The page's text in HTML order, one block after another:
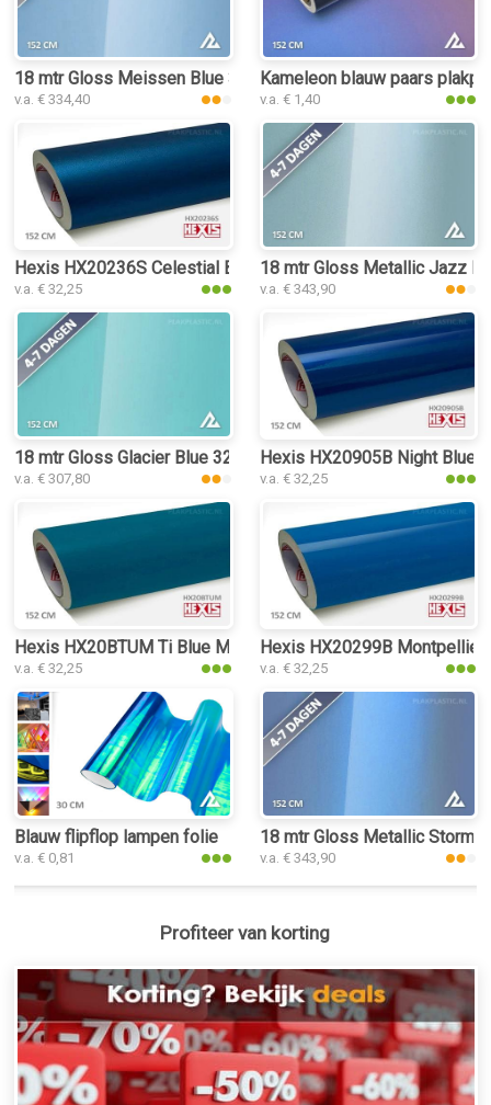
18 mtr Gloss Meissen Blue 3219 plakplastic
v.a. € 334,40
Kameleon blauw paars
v.a. € 1,40
Hexis HX20236S Celestial Blue Satin plakplastic
v.a. € 32,25
18 mtr Gloss Metallic Jazz
v.a. € 343,90
18 mtr Gloss Glacier Blue 3253 plakplastic
v.a. € 307,80
Hexis HX20905B Night Blue
v.a. € 32,25
Hexis HX20BTUM Ti Blue Matt plakplastic
v.a. € 32,25
Hexis HX20299B
v.a. € 32,25
Blauw flipflop lampen folie
v.a. € 0,81
18 mtr Gloss Metallic Storm
v.a. € 343,90
Profiteer van korting